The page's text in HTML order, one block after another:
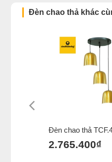
Đèn chao thả khác
Đèn chao thả
2.765.400₫